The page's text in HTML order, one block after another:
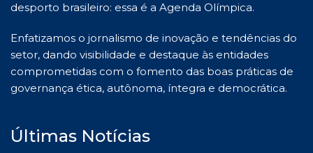
desporto brasileiro: essa é a Agenda Olímpica.
Enfatizamos o jornalismo de inovação e tendências do
setor, dando visibilidade e destaque às entidades
comprometidas com o fomento das boas práticas de
governança ética, autônoma, íntegra e democrática.
Últimas Notícias